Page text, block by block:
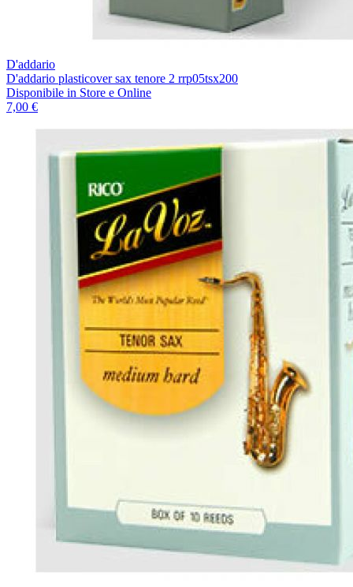
D'addario
D'addario plasticover sax tenore 2 rrp05tsx200
Disponibile in Store e Online
7,00 €